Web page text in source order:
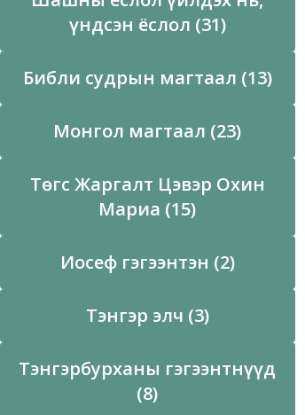
үндсэн ёслол (31)
Библи судрын магтаал (13)
Монгол магтаал (23)
Төгс Жаргалт Цэвэр Охин
Мариа (15)
Иосеф гэгээнтэн (2)
Тэнгэр элч (3)
Тэнгэрбурханы гэгээнтнүүд
(8)